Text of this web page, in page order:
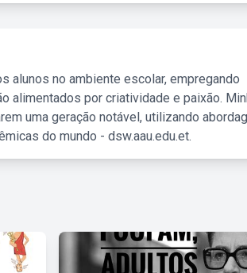
alunos no ambiente escolar, empregando
alimentados por criatividade e paixão.
uma geração notável, utilizando
do mundo - dsw.aau.edu.et.